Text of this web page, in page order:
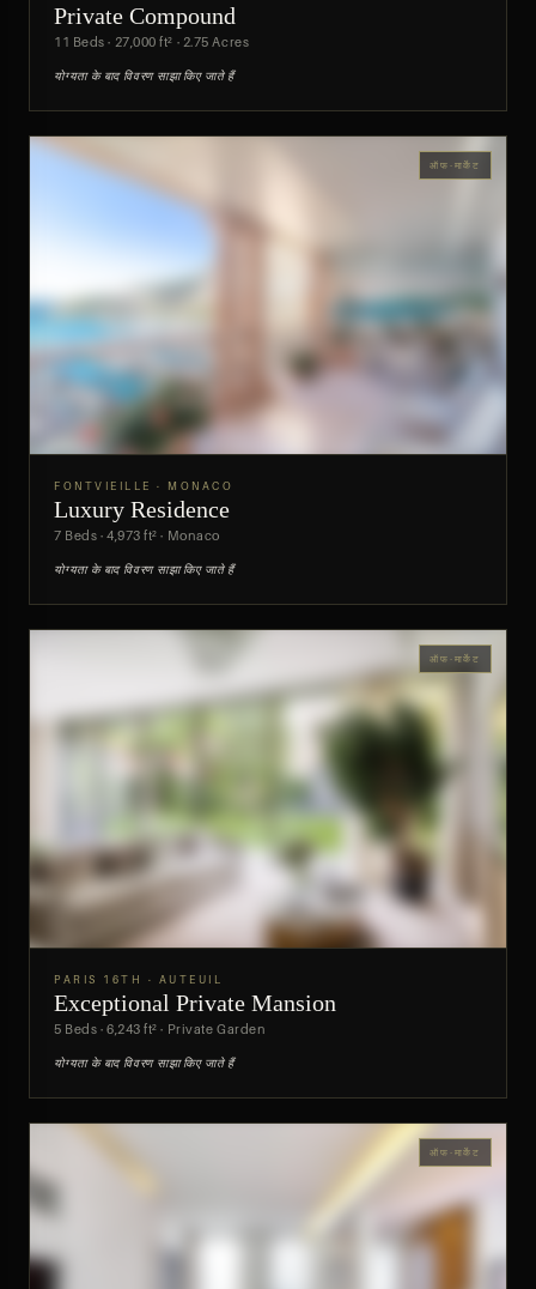
पूर्वावलोकन
Private Compound
11 Beds · 27,000 ft² · 2.75 Acres
योग्यता के बाद विवरण साझा किए जाते हैं
पूर्वावलोकन
ऑफ-मार्केट
FONTVIEILLE · MONACO
Luxury Residence
7 Beds · 4,973 ft² · Monaco
योग्यता के बाद विवरण साझा किए जाते हैं
पूर्वावलोकन
ऑफ-मार्केट
PARIS 16TH · AUTEUIL
Exceptional Private Mansion
5 Beds · 6,243 ft² · Private Garden
योग्यता के बाद विवरण साझा किए जाते हैं
ऑफ-मार्केट